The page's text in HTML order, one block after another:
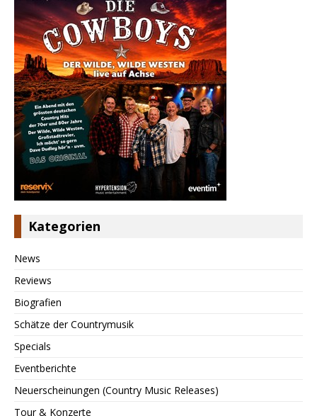
Kategorien
News
Reviews
Biografien
Schätze der Countrymusik
Specials
Eventberichte
Neuerscheinungen (Country Music Releases)
Tour & Konzerte